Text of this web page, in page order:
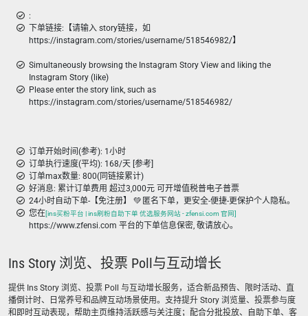
:
下单链接:【请输入 story链接，如
https://instagram.com/stories/username/518546982/】
Simultaneously browsing the Instagram Story View and liking the
Instagram Story (like)
Please enter the story link, such as
https://instagram.com/stories/username/518546982/
订单开始时间(参考): 1小时
订单执行速度(平均): 168/天 [参考]
订单max数量: 800(同链接累计)
好消息: 累计订单费用 超过3,000元 可开增值税普电子普票
24小时自动下单-【免注册】 💚 匿名下单，更安全-便捷-更保护个人隐私。
您在[ins买粉平台 | ins刷粉自助下单 优选服务网站 - zfensi.com 官网]
https://www.zfensi.com 平台的下单信息保密, 敬请放心。
Ins Story 浏览、投票 Poll与互动增长
提供 Ins Story 浏览、投票 Poll 与互动增长服务，适合新品预告、限时活动、直
播倒计时、日常养号和品牌互动场景使用。支持提升 Story 浏览量、投票参与度
和即时互动表现，帮助主页维持活跃感与关注度；配合分批投放、自助下单、客